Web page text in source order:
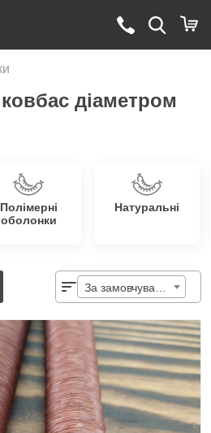
діаметром
Полімерні
оболонки
Натуральні